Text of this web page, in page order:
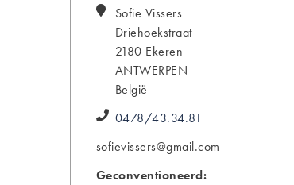
Sofie Vissers
Driehoekstraat
2180 Ekeren
ANTWERPEN
België
0478/43.34.81
sofievissers@gmail.com
Geconventioneerd: